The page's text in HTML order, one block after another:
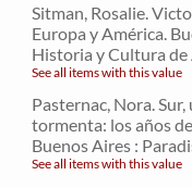
Sitman, Rosalie.
Europa y América.
Historia y Cultura de
See all items with this value
Pasternac, Nora.
tormenta: los años
Buenos Aires :
See all items with this value